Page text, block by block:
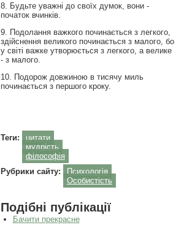
8. Будьте уважні до своїх думок, вони -
початок вчинків.
9. Подолання важкого починається з легкого,
здійснення великого починається з малого, бо
у світі важке утворюється з легкого, а велике
- з малого.
10. Подорож довжиною в тисячу миль
починається з першого кроку.
Теги:
цитати
мудрість
філософія
Рубрики сайту:
Психологія
Особистість
Подібні публікації
Бачити прекрасне